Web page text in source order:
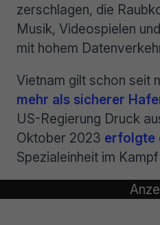
zerschlagen, die
Musik, Videospielen
mit hohem
Vietnam gilt schon seit
mehr als sicherer
US-Regierung Druck
Oktober 2023 erfolgte
Spezialeinheit im